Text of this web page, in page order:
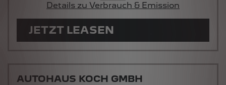
Details zu Verbrauch & Emission
JETZT LEASEN
AUTOHAUS KOCH GMBH